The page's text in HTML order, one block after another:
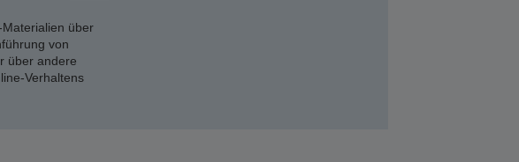
über
von
über andere
Verhaltens